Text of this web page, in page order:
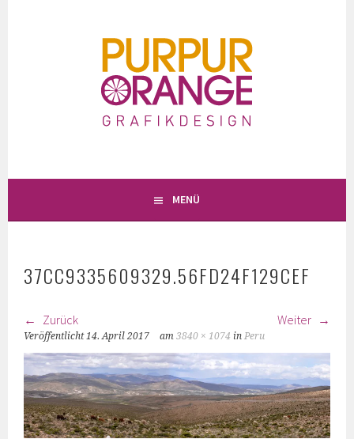
MENÜ
37CC9335609329.56FD24F129CEF
Zurück Weiter
Veröffentlicht14. April 2017 am3840 × 1074 inPeru